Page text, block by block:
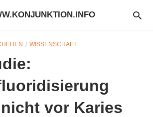
WISSENSCHAFT
vor Karies